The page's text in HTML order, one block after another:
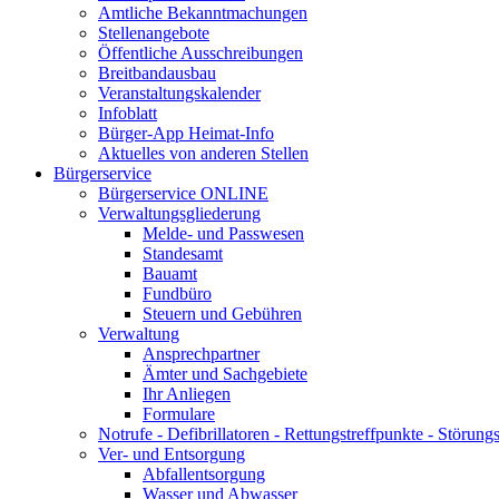
Amtliche Bekanntmachungen
Stellenangebote
Öffentliche Ausschreibungen
Breitbandausbau
Veranstaltungskalender
Infoblatt
Bürger-App Heimat-Info
Aktuelles von anderen Stellen
Bürgerservice
Bürgerservice ONLINE
Verwaltungsgliederung
Melde- und Passwesen
Standesamt
Bauamt
Fundbüro
Steuern und Gebühren
Verwaltung
Ansprechpartner
Ämter und Sachgebiete
Ihr Anliegen
Formulare
Notrufe - Defibrillatoren - Rettungstreffpunkte -
Ver- und Entsorgung
Abfallentsorgung
Wasser und Abwasser